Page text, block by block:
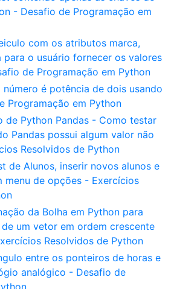
- Desafio de Programação em
com os atributos marca,
para o usuário fornecer os valores
de Programação em Python
é potência de dois usando
Programação em Python
de Python Pandas - Como testar
Pandas possui algum valor não
Resolvidos de Python
de Alunos, inserir novos alunos e
menu de opções - Exercícios
da Bolha em Python para
um vetor em ordem crescente
Resolvidos de Python
entre os ponteiros de horas e
analógico - Desafio de